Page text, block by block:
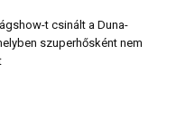
t csinált a Duna-
szuperhősként nem